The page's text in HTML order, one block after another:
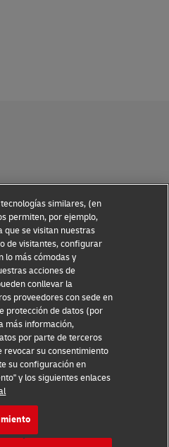
reservados
similares, (en
permiten, por ejemplo,
que se visitan nuestras
de visitantes, configurar
lo más cómodas y
acciones de
conllevar la
proveedores con sede en
protección de datos (por
más información,
por parte de terceros
revocar su consentimiento
su configuración en
y los siguientes enlaces